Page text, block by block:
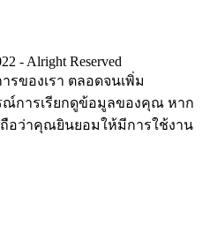
รของเรา ตลอดจนเพิ่ม
การเรียกดูข้อมูลของคุณ หาก
อว่าคุณยินยอมให้มีการใช้งาน